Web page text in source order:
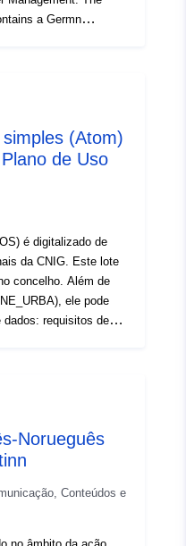
a Germn
(Atom)
de Uso
é digitalizado de
da CNIG. Este lote
concelho. Além de
ele pode
requisitos de
Norueguês
Conteúdos e